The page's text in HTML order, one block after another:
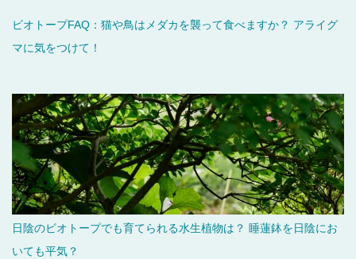
ビオトープFAQ：猫や鳥はメダカを襲って食べますか？ アライグ
マに気をつけて！
日陰のビオトープでも育てられる水生植物は？ 睡蓮鉢を日陰にお
いても平気？